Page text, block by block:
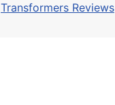
Transformers Reviews